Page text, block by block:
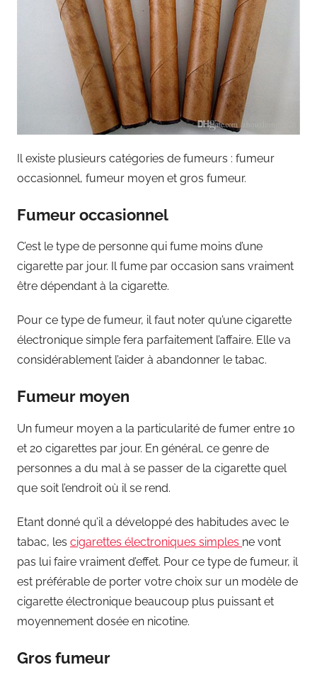
Il existe plusieurs catégories de fumeurs : fumeur
occasionnel, fumeur moyen et gros fumeur.
Fumeur occasionnel
C’est le type de personne qui fume moins d’une
cigarette par jour. Il fume par occasion sans vraiment
être dépendant à la cigarette.
Pour ce type de fumeur, il faut noter qu’une cigarette
électronique simple fera parfaitement l’affaire. Elle va
considérablement l’aider à abandonner le tabac.
Fumeur moyen
Un fumeur moyen a la particularité de fumer entre 10
et 20 cigarettes par jour. En général, ce genre de
personnes a du mal à se passer de la cigarette quel
que soit l’endroit où il se rend.
Etant donné qu’il a développé des habitudes avec le
tabac, les cigarettes électroniques simples ne vont
pas lui faire vraiment d’effet. Pour ce type de fumeur, il
est préférable de porter votre choix sur un modèle de
cigarette électronique beaucoup plus puissant et
moyennement dosée en nicotine.
Gros fumeur